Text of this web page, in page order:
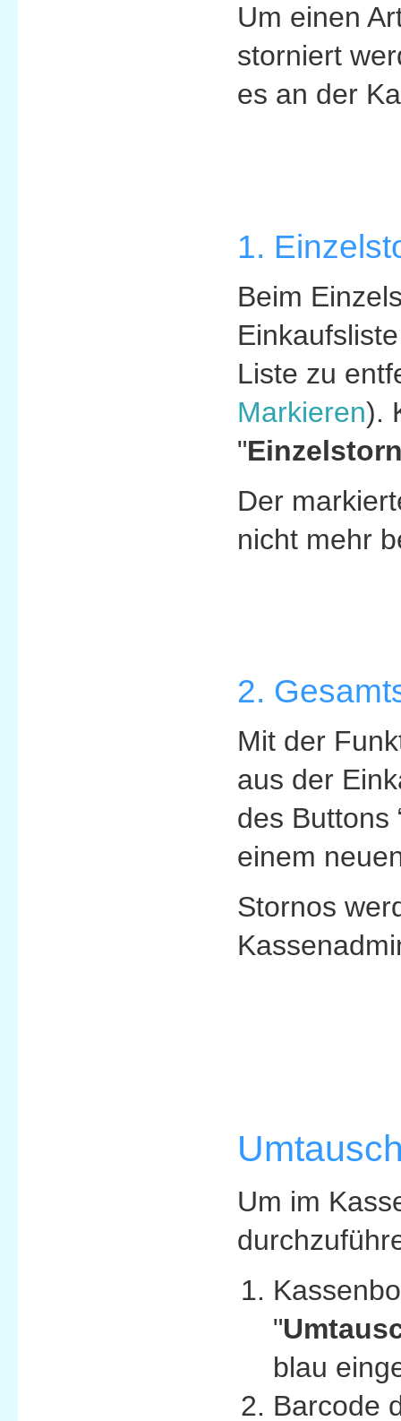
Um einen
storniert
es an der
1.
Beim
Liste zu
Markieren).
"
Der
nicht mehr
2.
Mit der
aus der
des Buttons
einem
Stornos
Um im
"
blau
Barcode